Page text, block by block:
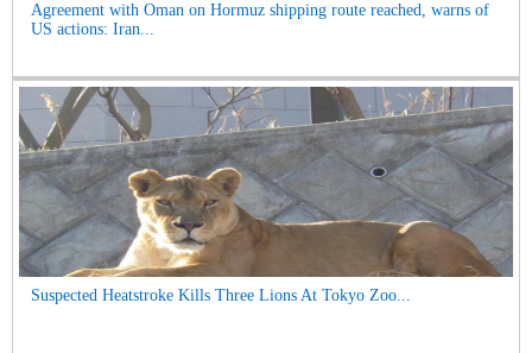
Agreement with Oman on Hormuz shipping route reached, warns of
US actions: Iran...
Suspected Heatstroke Kills Three Lions At Tokyo Zoo...